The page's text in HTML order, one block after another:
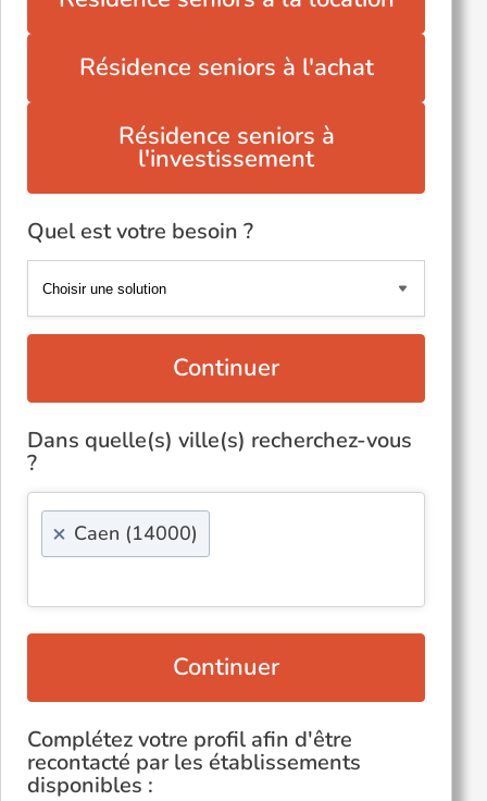
Résidence seniors à l'achat
Résidence seniors à
l'investissement
Quel est votre besoin ?
Continuer
Dans quelle(s) ville(s) recherchez-vous
?
× Caen (14000)
Continuer
Complétez votre profil afin d'être
recontacté par les établissements
disponibles :